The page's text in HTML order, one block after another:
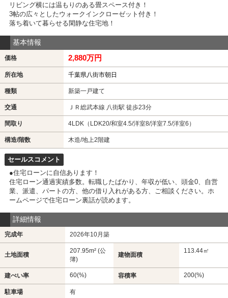
リビング横には温もりのある畳スペース付き！
3帖の広々としたウォークインクローゼット付き！
落ち着いて暮らせる閑静な住宅地！
基本情報
価格 2,880万円
所在地 千葉県八街市朝日
種類 新築一戸建て
交通 ＪＲ総武本線 八街駅 徒歩23分
間取り 4LDK（LDK20/和室4.5/洋室8/洋室7.5/洋室6）
構造/階数 木造/地上2階建
セールスコメント
●住宅ローンに自信あります！
住宅ローン通過実績多数。転職したばかり、年収が低い、頭金0、自営
業、派遣、パートの方、他の借り入れがある方、ご相談ください。ホ
ームページで住宅ローン裏話が読めます。
詳細情報
完成年 2026年10月築
土地面積
207.95m² (公
簿)
建物面積
113.44㎡
建ぺい率 60(%) 容積率 200(%)
駐車場 有